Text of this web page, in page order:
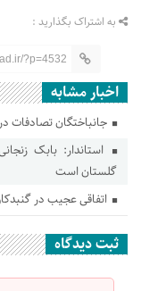
به اشتراک بگذارید :
?p=4532
اخبار مشابه
جانباختگان تصادفات درون‌شهری
گلستان است
اتفاقی عجیب در‌
ثبت دیدگاه